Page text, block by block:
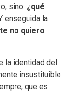
sino: ¿qué
enseguida la
no quiero
la identidad del
insustituible
que es